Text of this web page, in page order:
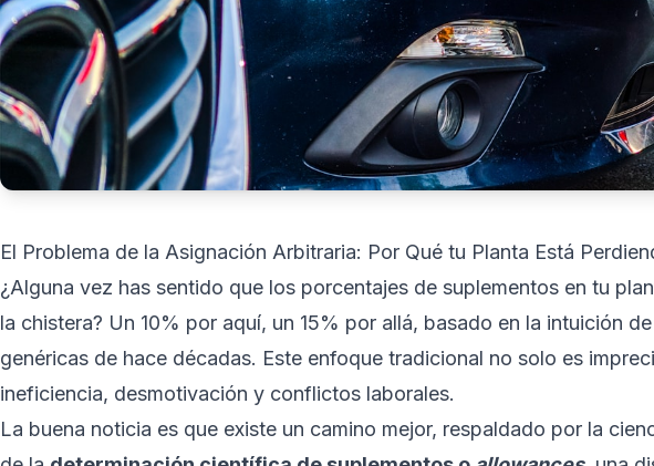
El Problema de la Asignación Arbitraria: Por Qué tu Planta Está
¿Alguna vez has sentido que los porcentajes de suplementos en tu
la chistera? Un 10% por aquí, un 15% por allá, basado en la intuición
genéricas de hace décadas. Este enfoque tradicional no solo es
ineficiencia, desmotivación y conflictos laborales.
La buena noticia es que existe un camino mejor, respaldado por la